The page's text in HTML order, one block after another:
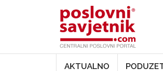
AKTUALNO